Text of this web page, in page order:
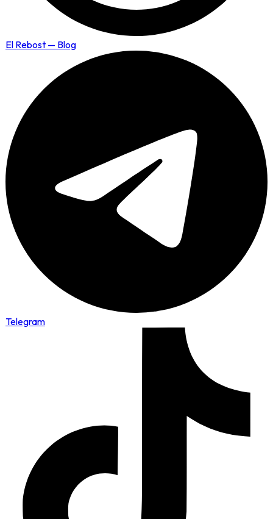
El Rebost — Blog
Telegram